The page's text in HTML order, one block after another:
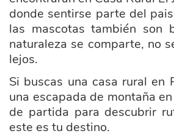
donde sentirse parte del
las mascotas también son
naturaleza se comparte, no
lejos.
Si buscas una casa rural en
una escapada de montaña
de partida para descubrir
este es tu destino.